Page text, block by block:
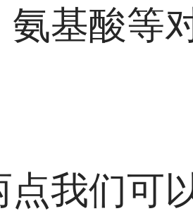
基酸等
我们可